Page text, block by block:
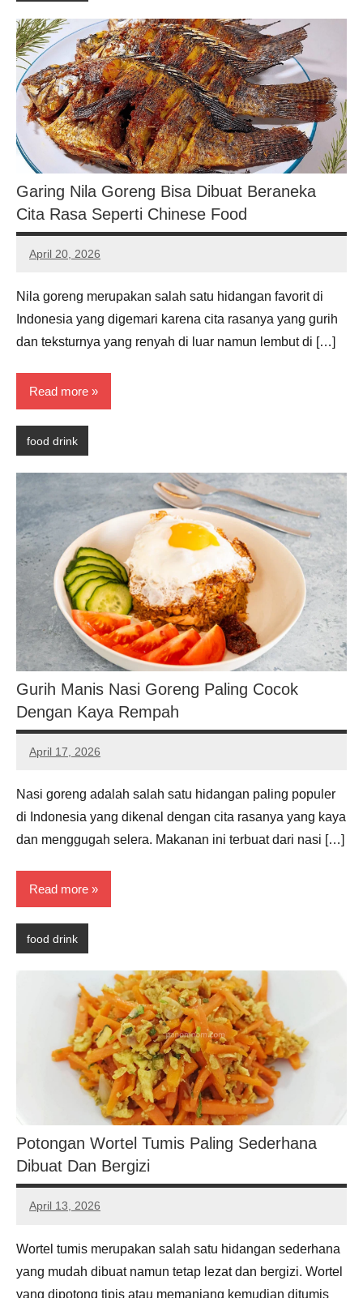
Garing Nila Goreng Bisa Dibuat Beraneka
Cita Rasa Seperti Chinese Food
April 20, 2026
Noah
Nila goreng merupakan salah satu hidangan favorit di
Indonesia yang digemari karena cita rasanya yang gurih
dan teksturnya yang renyah di luar namun lembut di […]
Read more
food drink
Gurih Manis Nasi Goreng Paling Cocok
Dengan Kaya Rempah
April 17, 2026
Noah
Nasi goreng adalah salah satu hidangan paling populer
di Indonesia yang dikenal dengan cita rasanya yang kaya
dan menggugah selera. Makanan ini terbuat dari nasi […]
Read more
food drink
Potongan Wortel Tumis Paling Sederhana
Dibuat Dan Bergizi
April 13, 2026
Noah
Wortel tumis merupakan salah satu hidangan sederhana
yang mudah dibuat namun tetap lezat dan bergizi. Wortel
yang dipotong tipis atau memanjang kemudian ditumis